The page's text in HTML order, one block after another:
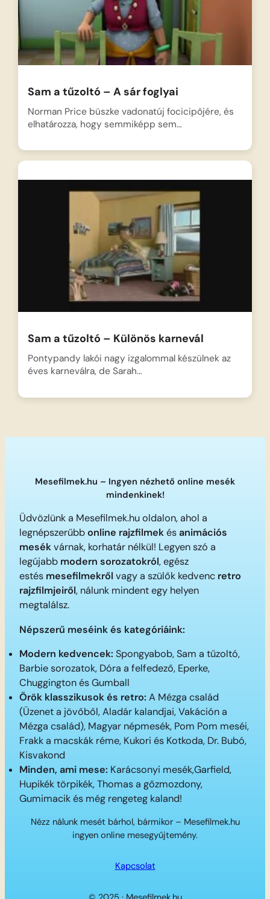
Sam a tűzoltó – A sár foglyai
Norman Price büszke vadonatúj focicipőjére, és
elhatározza, hogy semmiképp sem…
Sam a tűzoltó – Különös karnevál
Pontypandy lakói nagy izgalommal készülnek az
éves karneválra, de Sarah…
Mesefilmek.hu – Ingyen nézhető online mesék
mindenkinek!
Üdvözlünk a Mesefilmek.hu oldalon, ahol a
legnépszerűbbonline rajzfilmekésanimációs
mesékvárnak, korhatár nélkül! Legyen szó a
legújabb modern sorozatokról, egész
estés mesefilmekről vagy a szülők kedvenc retro
rajzfilmjeiről, nálunk mindent egy helyen
megtalálsz.
Népszerű meséink és kategóriáink:
Modern kedvencek: Spongyabob, Sam a tűzoltó,
Barbie sorozatok, Dóra a felfedező, Eperke,
Chuggington és Gumball
Örök klasszikusok és retro: A Mézga család
(Üzenet a jövőből, Aladár kalandjai, Vakáción a
Mézga család), Magyar népmesék, Pom Pom meséi,
Frakk a macskák réme, Kukori és Kotkoda, Dr. Bubó,
Kisvakond
Minden, ami mese: Karácsonyi mesék,Garfield,
Hupikék törpikék, Thomas a gőzmozdony,
Gumimacik és még rengeteg kaland!
Nézz nálunk mesét bárhol, bármikor – Mesefilmek.hu
ingyen online mesegyűjtemény.
Kapcsolat